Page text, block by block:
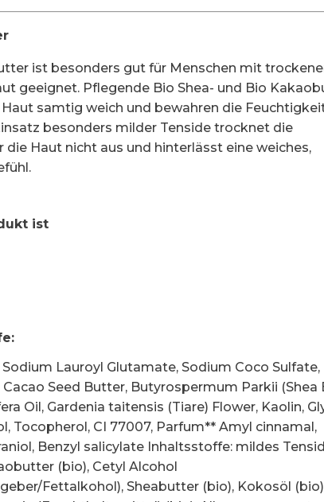
ist besonders gut für Menschen mit
geeignet. Pflegende Bio Shea- und Bio
samtig weich und bewahren die
besonders milder Tenside trocknet die
die Haut nicht aus und hinterlässt eine weiches,
ist
:
Lauroyl Glutamate, Sodium Coco Sulfate,
Seed Butter, Butyrospermum Parkii (Shea
Oil, Gardenia taitensis (Tiare) Flower, Kaolin,
Tocopherol, CI 77007, Parfum** Amyl cinnamal,
Benzyl salicylate Inhaltsstoffe: mildes
(bio), Cetyl Alcohol
Fettalkohol), Sheabutter (bio), Kokosöl